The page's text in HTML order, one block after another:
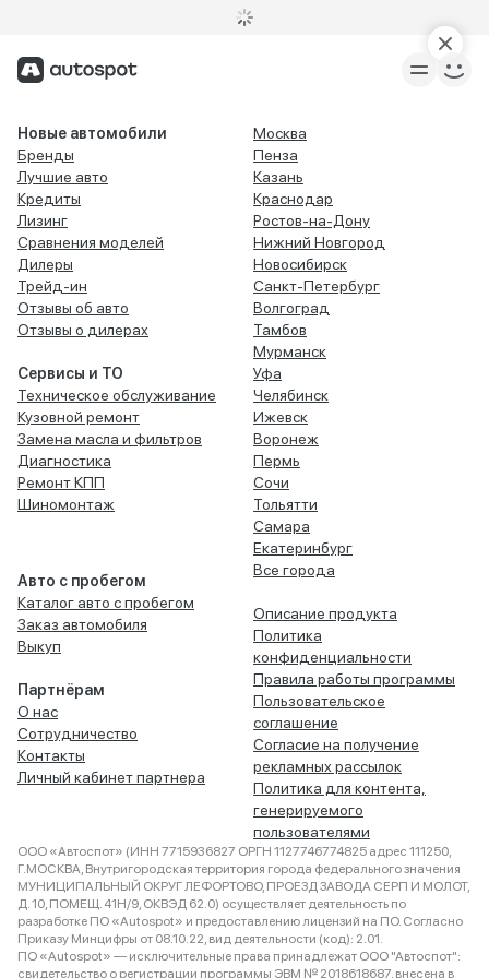
Новые автомобили
Бренды
Лучшие авто
Кредиты
Лизинг
Сравнения моделей
Дилеры
Трейд-ин
Отзывы об авто
Отзывы о дилерах
Сервисы и ТО
Техническое обслуживание
Кузовной ремонт
Замена масла и фильтров
Диагностика
Ремонт КПП
Шиномонтаж
Авто с пробегом
Каталог авто с пробегом
Заказ автомобиля
Выкуп
Партнёрам
О нас
Сотрудничество
Контакты
Личный кабинет партнера
Москва
Пенза
Казань
Краснодар
Ростов-на-Дону
Нижний Новгород
Новосибирск
Санкт-Петербург
Волгоград
Тамбов
Мурманск
Уфа
Челябинск
Ижевск
Воронеж
Пермь
Сочи
Тольятти
Самара
Екатеринбург
Все города
Описание продукта
Политика
конфиденциальности
Правила работы программы
Пользовательское
соглашение
Согласие на получение
рекламных рассылок
Политика для контента,
генерируемого
пользователями
ООО «Автоспот» (ИНН 7715936827 ОРГН 1127746774825 адрес 111250,
Г.МОСКВА, Внутригородская территория города федерального значения
МУНИЦИПАЛЬНЫЙ ОКРУГ ЛЕФОРТОВО, ПРОЕЗД ЗАВОДА СЕРП И МОЛОТ,
Д. 10, ПОМЕЩ. 41Н/9, ОКВЭД 62.0) осуществляет деятельность по
разработке ПО «Autospot» и предоставлению лицензий на ПО. Согласно
Приказу Минцифры от 08.10.22, вид деятельности (код): 2.01.
ПО «Autospot» — исключительные права принадлежат ООО "Автоспот":
свидетельство о регистрации программы ЭВМ № 2018618687, внесена в